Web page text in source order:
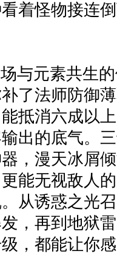
着怪物接连
与元素共生
了法师防御
抵消六成以
出的底气。
，漫天冰屑
能无视敌人
从诱惑之光
，再到地狱
，都能让你